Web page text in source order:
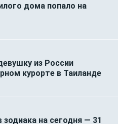
дома попало на
из России
курорте в Таиланде
зодиака на сегодня — 31